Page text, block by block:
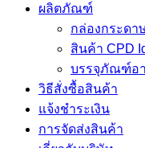
ผลิตภัณฑ์
กล่องกระดา
สินค้า CPD
บรรจุภัณฑ์อา
วิธีสั่งซื้อสินค้า
แจ้งชำระเงิน
การจัดส่งสินค้า